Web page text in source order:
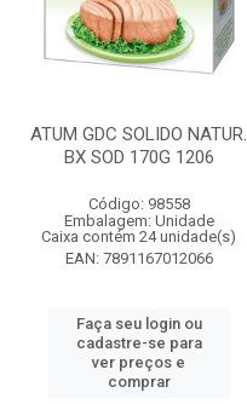
ATUM GDC SOLIDO NATUR.
BX SOD 170G 1206
Código: 98558
Embalagem: Unidade
Caixa contém 24 unidade(s)
EAN: 7891167012066
Faça seu login ou
cadastre-se para
ver preços e
comprar